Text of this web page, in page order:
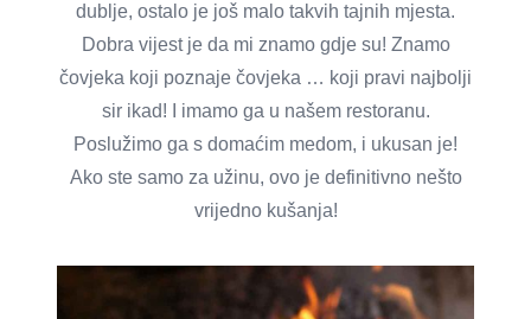
dublje, ostalo je još malo takvih tajnih mjesta.
Dobra vijest je da mi znamo gdje su! Znamo
čovjeka koji poznaje čovjeka … koji pravi najbolji
sir ikad! I imamo ga u našem restoranu.
Poslužimo ga s domaćim medom, i ukusan je!
Ako ste samo za užinu, ovo je definitivno nešto
vrijedno kušanja!